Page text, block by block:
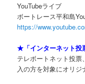
YouTubeライブ
ボートレース平和島
https://
★「インターネット投
テレボートネット投
入の方を対象にオリジ